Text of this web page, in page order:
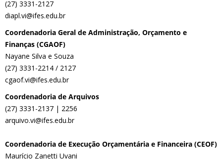
(27) 3331-2127
diapl.vi@ifes.edu.br
Coordenadoria Geral de Administração, Orçamento e
Finanças (CGAOF)
Nayane Silva e Souza
(27) 3331-2214 / 2127
cgaof.vi@ifes.edu.br
Coordenadoria de Arquivos
(27) 3331-2137 | 2256
arquivo.vi@ifes.edu.br
Coordenadoria de Execução Orçamentária e Financeira (CEOF)
Maurício Zanetti Uvani